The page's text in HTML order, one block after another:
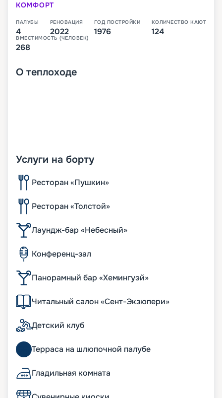
КОМФОРТ
ПАЛУБЫ
4
РЕНОВАЦИЯ
2022
ГОД ПОСТРОЙКИ
1976
КОЛИЧЕСТВО КАЮТ
124
ВМЕСТИМОСТЬ (ЧЕЛОВЕК)
268
О теплоходе
Услуги на борту
Ресторан «Пушкин»
Ресторан «Толстой»
Лаундж-бар «Небесный»
Конференц-зал
Панорамный бар «Хемингуэй»
Читальный салон «Сент-Экзюпери»
Детский клуб
Терраса на шлюпочной палубе
Гладильная комната